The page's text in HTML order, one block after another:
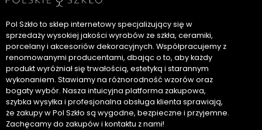
Pol Szkło to sklep internetowy specjalizujący się w
sprzedaży wysokiej jakości wyrobów ze szkła, ceramiki,
porcelany i akcesoriów dekoracyjnych. Współpracujemy z
renomowanymi producentami, dbając o to, aby każdy
produkt wyróżniał się trwałością, estetyką i starannym
wykonaniem. Stawiamy na różnorodność wzorów oraz
bogaty wybór. Nasza intuicyjna platforma zakupowa,
szybka wysyłka i profesjonalna obsługa klienta sprawiają,
że zakupy w Pol Szkło są wygodne, bezpieczne i przyjemne.
Zachęcamy do zakupów i kontaktu z nami!